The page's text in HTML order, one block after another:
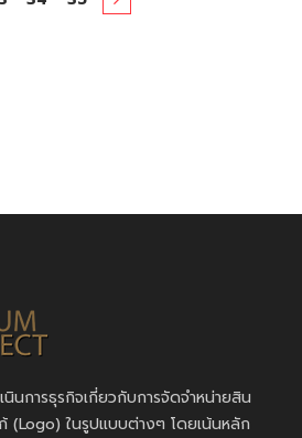
นการธุรกิจเกี่ยวกับการจัดจำหน่ายสิน
(Logo) ในรูปแบบต่างๆ โดยเน้นหลัก